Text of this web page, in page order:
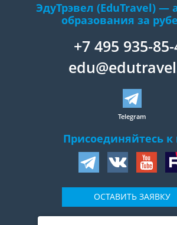
ЭдуТрэвел (EduTravel) —
образования за
+7 495 935-
Telegram
Присоединяйтесь к
ОСТАВИТЬ ЗАЯВКУ